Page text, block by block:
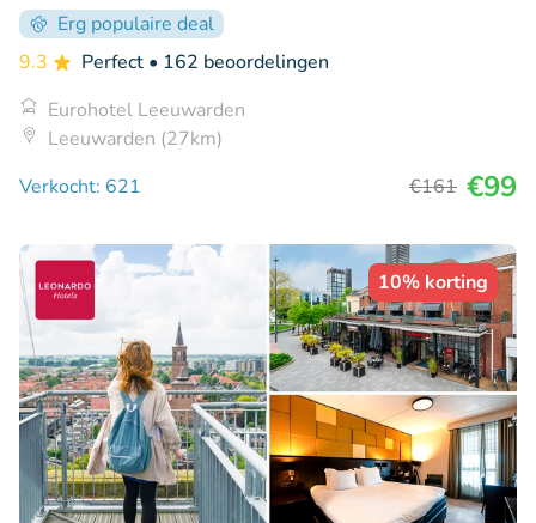
Erg populaire deal
9.3
Perfect • 162 beoordelingen
Eurohotel Leeuwarden
Leeuwarden (27km)
Verkocht: 621
€161 €99
10% korting